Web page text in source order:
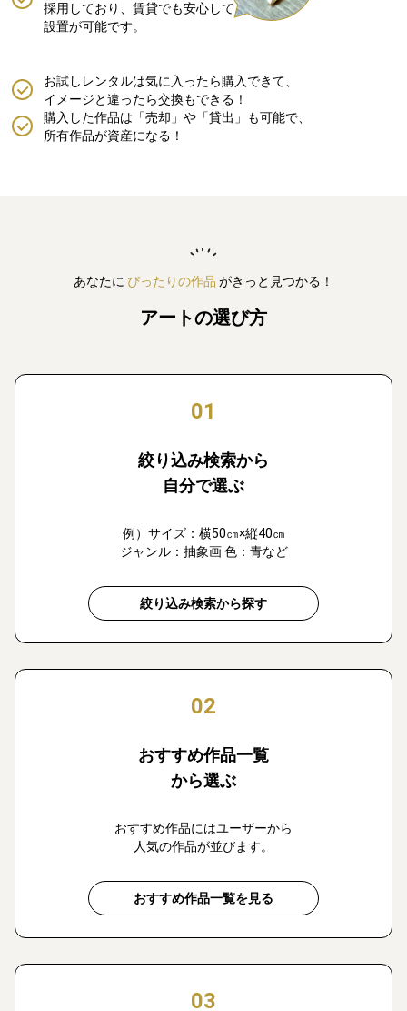
採用しており、賃貸でも安心して
設置が可能です。
購入した作品は「売却」や「貸出」も可能で、
所有作品が資産になる！
お試しレンタルは気に入ったら購入できて、
イメージと違ったら交換もできる！
あなたに ぴったりの作品 がきっと見つかる！
アートの選び方
01
絞り込み検索から
自分で選ぶ
例）サイズ：横50㎝×縦40㎝
ジャンル：抽象画 色：青など
絞り込み検索から探す
02
おすすめ作品一覧
から選ぶ
おすすめ作品にはユーザーから
人気の作品が並びます。
おすすめ作品一覧を見る
03